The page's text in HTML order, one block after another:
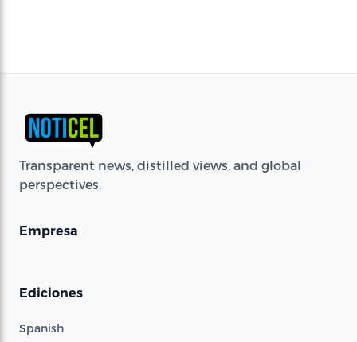
Transparent news, distilled views, and global
perspectives.
Empresa
Ediciones
Spanish